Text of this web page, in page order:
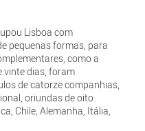
Lisboa com
pequenas formas, para
como a
vinte dias, foram
de catorze companhias,
oriundas de oito
Chile, Alemanha, Itália,